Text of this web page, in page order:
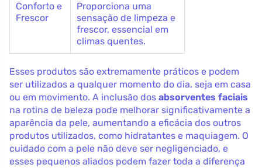
Conforto e
Frescor
Proporciona uma
sensação de limpeza e
frescor, essencial em
climas quentes.
Esses produtos são extremamente práticos e podem
ser utilizados a qualquer momento do dia, seja em casa
ou em movimento. A inclusão dos absorventes faciais
na rotina de beleza pode melhorar significativamente a
aparência da pele, aumentando a eficácia dos outros
produtos utilizados, como hidratantes e maquiagem. O
cuidado com a pele não deve ser negligenciado, e
esses pequenos aliados podem fazer toda a diferença